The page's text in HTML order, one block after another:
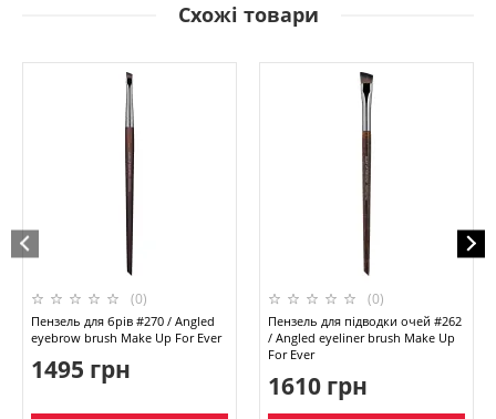
Схожі товари
(0)
Пензель для брів #270 / Angled
eyebrow brush Make Up For Ever
1495 грн
(0)
Пензель для підводки очей #262
/ Angled eyeliner brush Make Up
For Ever
1610 грн